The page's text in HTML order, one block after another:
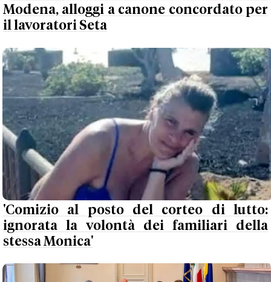
Modena, alloggi a canone concordato per
il lavoratori Seta
'Comizio al posto del corteo di lutto:
ignorata la volontà dei familiari della
stessa Monica'